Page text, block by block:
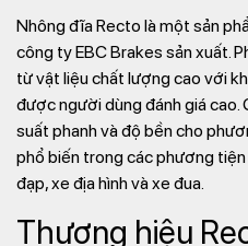
Nhông đĩa Recto là một sản
công ty EBC Brakes sản xuất.
từ vật liệu chất lượng cao với
được người dùng đánh giá cao.
suất phanh và độ bền cho
phổ biến trong các phương
đạp, xe địa hình và xe đua.
Thương hiệu